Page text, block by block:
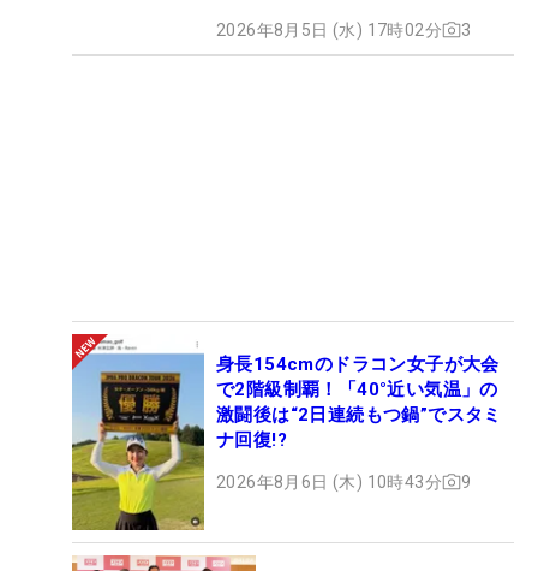
2026年8月5日 (水) 17時02分 3
身長154cmのドラコン女子が大会
で2階級制覇！「40°近い気温」の
激闘後は“2日連続もつ鍋”でスタミ
ナ回復!?
2026年8月6日 (木) 10時43分 9